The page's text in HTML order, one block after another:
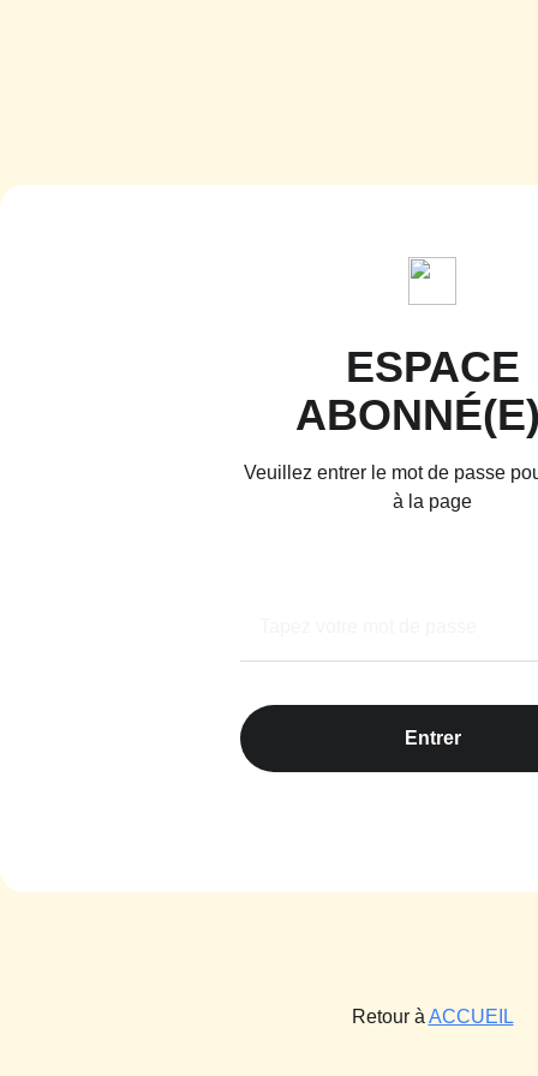
ESPACE
Veuillez entrer le mot de passe
à la page
Entrer
Retour à ACCUEIL